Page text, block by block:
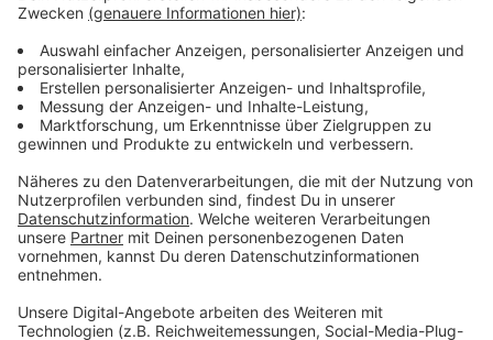
Beispiel sehen, was man im letzten Monat im
hat. Dadurch, dass man den Stromverbrauch auch in
Echtzeit sehen kann, findet man sogar heraus, wieviel
Strom einzelne Geräte brauchen, wenn man sie nutzt.
Beispielsweise, wenn man das Nudelwasser auf dem
Herd mit Deckel oder ohne Deckel zum Kochen bringt
oder was die Waschmaschine im Öko-Modus im
Vergleich zu anderen Programmen verbraucht. Sven
Hansen vom Computermagazin ct. sagt, durch diesen
Überblick wird das Ganze dann für uns zur Challenge.
„Man spricht von Gamification.“, so der Experte. Durch
die Beschäftigung mit dem Programm steigt der Reiz